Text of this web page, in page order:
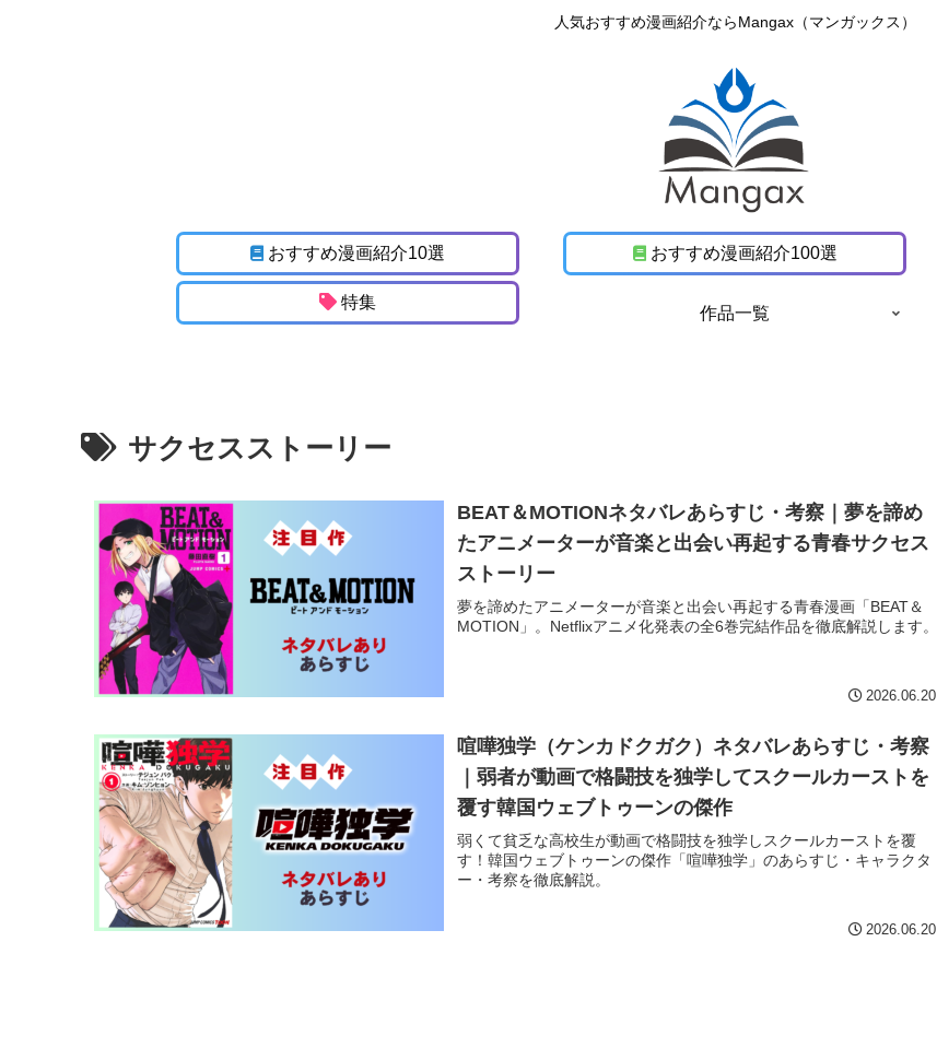
人気おすすめ漫画紹介ならMangax（マンガックス）
おすすめ漫画紹介10選 おすすめ漫画紹介100選
特集
作品一覧
サクセスストーリー
BEAT＆MOTIONネタバレあらすじ・考察｜夢を諦め
たアニメーターが音楽と出会い再起する青春サクセス
ストーリー
夢を諦めたアニメーターが音楽と出会い再起する青春漫画「BEAT＆
MOTION」。Netflixアニメ化発表の全6巻完結作品を徹底解説します。
2026.06.20
喧嘩独学（ケンカドクガク）ネタバレあらすじ・考察
｜弱者が動画で格闘技を独学してスクールカーストを
覆す韓国ウェブトゥーンの傑作
弱くて貧乏な高校生が動画で格闘技を独学しスクールカーストを覆
す！韓国ウェブトゥーンの傑作「喧嘩独学」のあらすじ・キャラクタ
ー・考察を徹底解説。
2026.06.20